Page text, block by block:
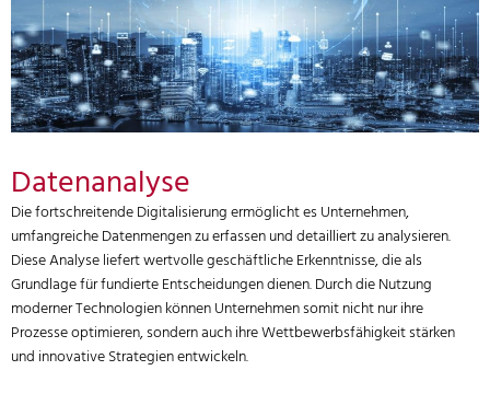
Datenanalyse
Die fortschreitende Digitalisierung ermöglicht es Unternehmen,
umfangreiche Datenmengen zu erfassen und detailliert zu analysieren.
Diese Analyse liefert wertvolle geschäftliche Erkenntnisse, die als
Grundlage für fundierte Entscheidungen dienen. Durch die Nutzung
moderner Technologien können Unternehmen somit nicht nur ihre
Prozesse optimieren, sondern auch ihre Wettbewerbsfähigkeit stärken
und innovative Strategien entwickeln.